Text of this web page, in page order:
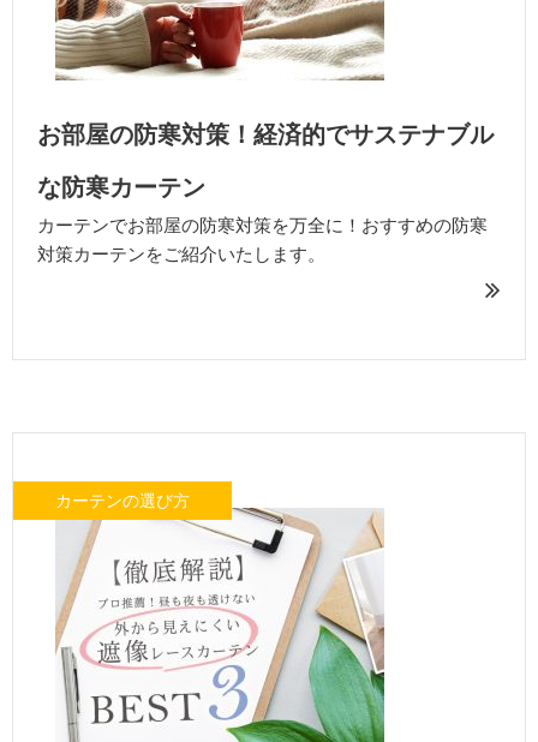
お部屋の防寒対策！経済的でサステナブル
な防寒カーテン
カーテンでお部屋の防寒対策を万全に！おすすめの防寒
対策カーテンをご紹介いたします。
カーテンの選び方